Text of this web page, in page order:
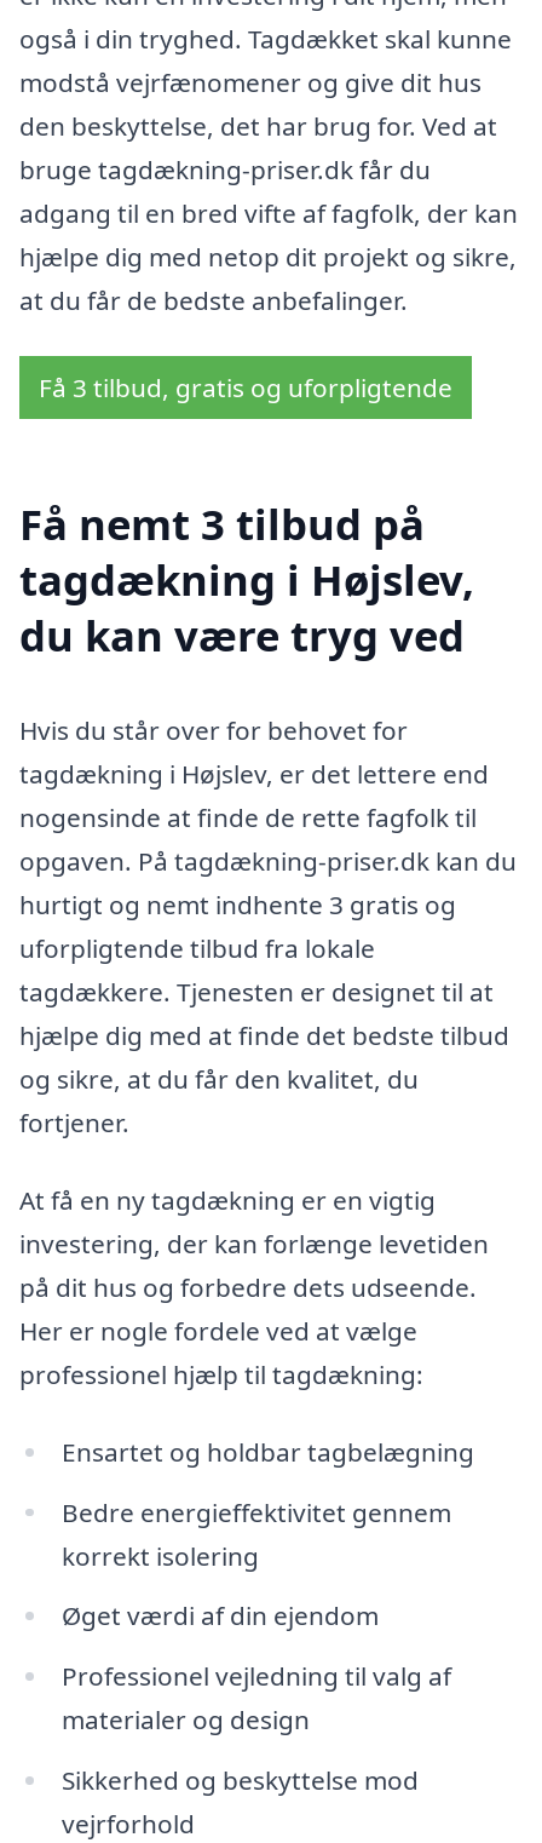
også i din tryghed. Tagdækket skal kunne
modstå vejrfænomener og give dit hus
den beskyttelse, det har brug for. Ved at
bruge tagdækning-priser.dk får du
adgang til en bred vifte af fagfolk, der kan
hjælpe dig med netop dit projekt og sikre,
at du får de bedste anbefalinger.
Få 3 tilbud, gratis og uforpligtende
Få nemt 3 tilbud på
tagdækning i Højslev,
du kan være tryg ved
Hvis du står over for behovet for
tagdækning i Højslev, er det lettere end
nogensinde at finde de rette fagfolk til
opgaven. På tagdækning-priser.dk kan du
hurtigt og nemt indhente 3 gratis og
uforpligtende tilbud fra lokale
tagdækkere. Tjenesten er designet til at
hjælpe dig med at finde det bedste tilbud
og sikre, at du får den kvalitet, du
fortjener.
At få en ny tagdækning er en vigtig
investering, der kan forlænge levetiden
på dit hus og forbedre dets udseende.
Her er nogle fordele ved at vælge
professionel hjælp til tagdækning:
Ensartet og holdbar tagbelægning
Bedre energieffektivitet gennem
korrekt isolering
Øget værdi af din ejendom
Professionel vejledning til valg af
materialer og design
Sikkerhed og beskyttelse mod
vejrforhold